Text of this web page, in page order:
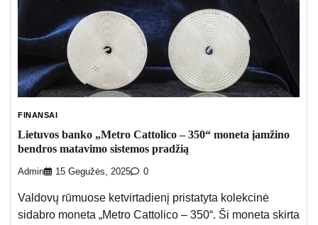
FINANSAI
Lietuvos banko „Metro Cattolico – 350“ moneta įamžino
bendros matavimo sistemos pradžią
Admin 15 Gegužės, 2025 0
Valdovų rūmuose ketvirtadienį pristatyta kolekcinė
sidabro moneta „Metro Cattolico – 350“. Ši moneta skirta